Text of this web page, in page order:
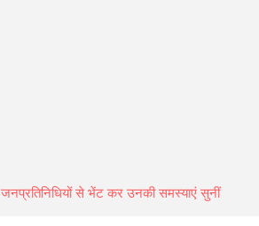
जनप्रतिनिधियों से भेंट कर उनकी समस्याएं सुनीं